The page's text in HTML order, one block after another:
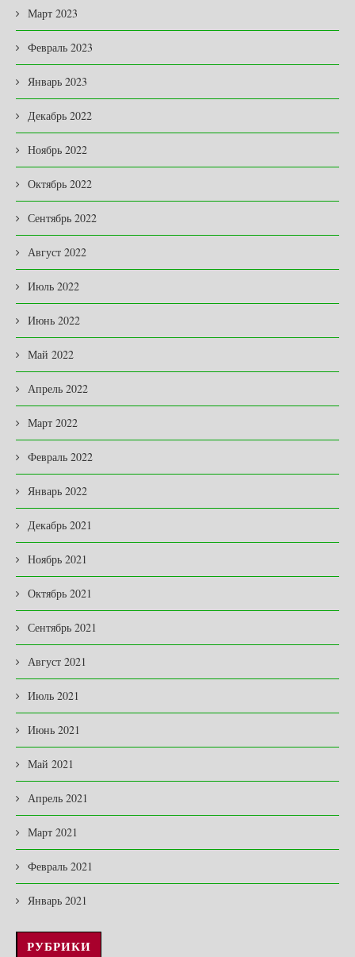
Март 2023
Февраль 2023
Январь 2023
Декабрь 2022
Ноябрь 2022
Октябрь 2022
Сентябрь 2022
Август 2022
Июль 2022
Июнь 2022
Май 2022
Апрель 2022
Март 2022
Февраль 2022
Январь 2022
Декабрь 2021
Ноябрь 2021
Октябрь 2021
Сентябрь 2021
Август 2021
Июль 2021
Июнь 2021
Май 2021
Апрель 2021
Март 2021
Февраль 2021
Январь 2021
РУБРИКИ